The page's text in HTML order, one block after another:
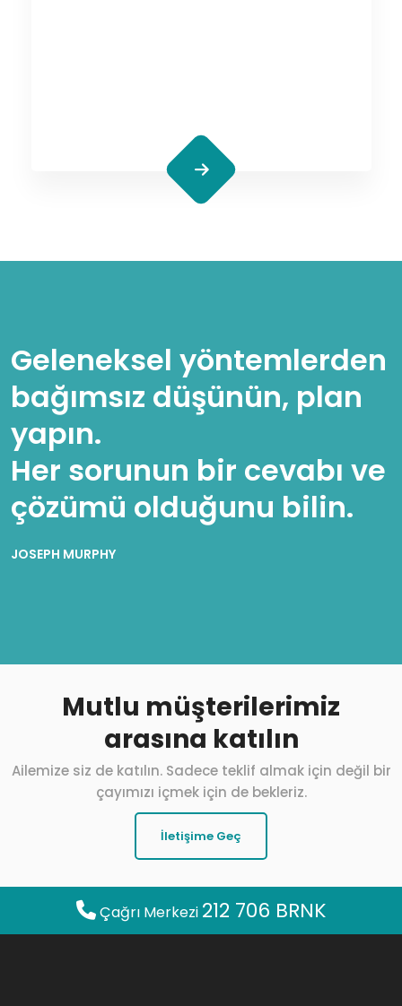
Geleneksel yöntemlerden
bağımsız düşünün, plan
yapın.
Her sorunun bir cevabı ve
çözümü olduğunu bilin.
JOSEPH MURPHY
Mutlu müşterilerimiz
arasına katılın
Ailemize siz de katılın. Sadece teklif almak için değil bir
çayımızı içmek için de bekleriz.
İletişime Geç
Çağrı Merkezi 212 706 BRNK